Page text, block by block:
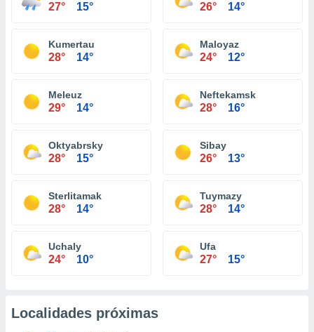
27° 15° 26° 14°
Kumertau
28° 14°
Maloyaz
24° 12°
Meleuz
29° 14°
Neftekamsk
28° 16°
Oktyabrsky
28° 15°
Sibay
26° 13°
Sterlitamak
28° 14°
Tuymazy
28° 14°
Uchaly
24° 10°
Ufa
27° 15°
Localidades próximas